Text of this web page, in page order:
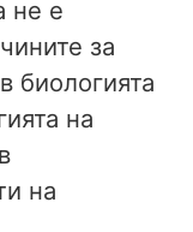
не е
за
биологията
на
на